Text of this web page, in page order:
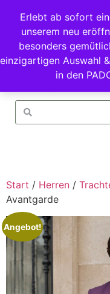
Erlebt ab sofort
unserem neu
besonders
einzigartigen Auswahl
in den
Start / Herren /
Avantgarde
Angebot!